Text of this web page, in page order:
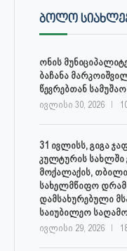
ᲑᲝᲚᲝ
ონის
ბაჩანა
წევრებთან
ივლისი 30, 2026
31 ივლისს, გიგა
კულტურის სახლში
მოქალაქის,
სახელმწიფო
დამსახურებული
საიუბილეო
ივლისი 29, 2026